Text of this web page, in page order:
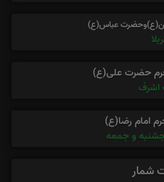
عباس(ع)
حضرت علی(ع)
امام رضا(ع)
و جمعه
شمار